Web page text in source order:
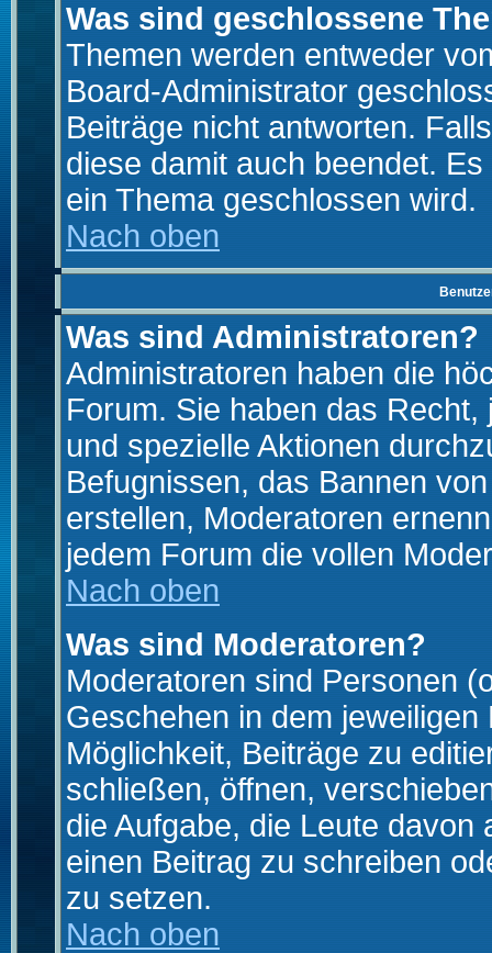
Was sind geschlossene
Themen werden entweder
Board-Administrator
Beiträge nicht antworten.
diese damit auch beendet.
ein Thema geschlossen wird.
Nach oben
Was sind Administratoren?
Administratoren haben die
Forum. Sie haben das
und spezielle Aktionen
Befugnissen, das Bannen
erstellen, Moderatoren
jedem Forum die vollen
Nach oben
Was sind Moderatoren?
Moderatoren sind Personen
Geschehen in dem
Möglichkeit, Beiträge zu
schließen, öffnen,
die Aufgabe, die Leute
einen Beitrag zu schreiben
zu setzen.
Nach oben